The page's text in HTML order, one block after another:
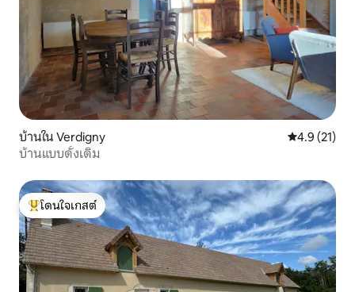
บ้านใน Verdigny คะแนนเฉลี่ย
4.9 (21)
บ้านแบบดั้งเดิม
โดนใจเกสต์ที่สุด
โดนใจเกสต์